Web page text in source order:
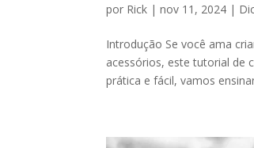
por Rick |nov 11, 2024 |
Introdução Se você ama
acessórios, este tutorial de
prática e fácil, vamos